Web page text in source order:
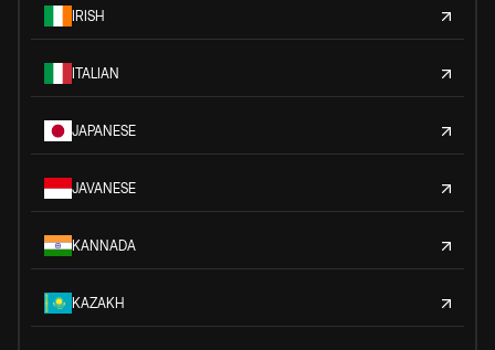
IRISH
ITALIAN
JAPANESE
JAVANESE
KANNADA
KAZAKH